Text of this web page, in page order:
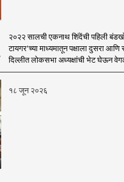
२०२२ सालची एकनाथ शिंदेंची पहिली
टायगर'च्या माध्यमातून पक्षाला दुसरा
दिल्लीत लोकसभा अध्यक्षांची भेट घेऊन
१८ जून २०२६